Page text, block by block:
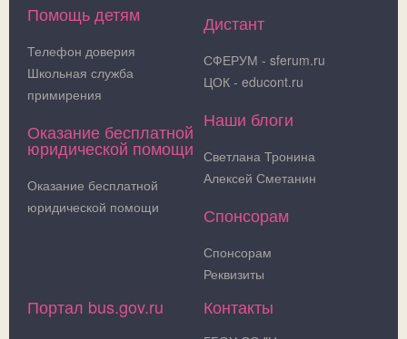
Помощь детям
Телефон доверия
Школьная служба
примирения
Оказание бесплатной
юридической помощи
Оказание бесплатной
юридической помощи
Дистант
СФЕРУМ - sferum.ru
ЦОК - educont.ru
Наши блоги
Светлана Тронина
Алексей Сметанин
Спонсорам
Спонсорам
Реквизиты
Портал bus.gov.ru Контакты